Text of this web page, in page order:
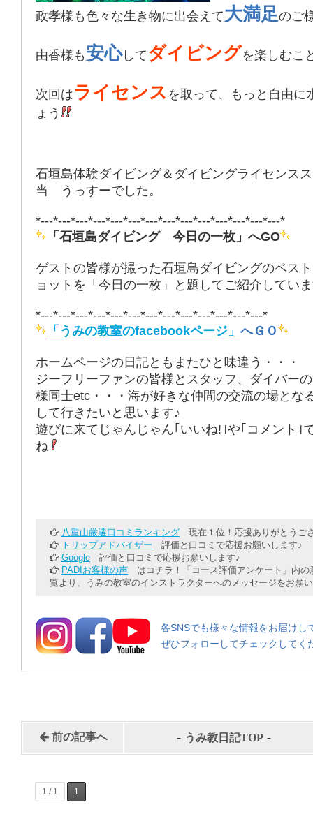
政孝様も色々な生き物に出会えて大満足のご
由香様も 安心して ダイビングを楽しむこ
次回はライセンス を取って、もっと自由に
ょう
石垣島体験ダイビング＆ダイビングライセンス
当 うっすーでした。
*---*---*---*---*---*---*---*---*---*---*---*---*---*---*
「石垣島ダイビング 今日の一枚」へGO
ゲストの皆様が撮った石垣島ダイビングのベス
ョットを「今日の一枚」と題してご紹介してい
*---*---*---*---*---*---*---*---*---*---*---*---*---*
「うみの教室のfacebookページ」 へＧＯ
ホームページの日記ともまたひと味違う・・・
ジーフリーファンの皆様とスタッフ、ダイバー
様同士etc・・・海が好きな仲間の交流の場とな
して行きたいと思います♪
遊びに来てじゃんじゃん｢いいね!｣や｢コメント｣
ね
八重山厳選口コミランキング 現在１位！応援ありがとうご
トリップアドバイザー 評価と口コミで応援お願いします♪
Google 評価と口コミで応援お願いします♪
PADIお客様の声 はコチラ！「コース評価アンケート」内の
覧より、うみの教室のインストラクターへのメッセージをお願
各SNSでも様々な情報をお届けし
ぜひフォローしてチェックしてく
前の記事へ - うみ教日記TOP -
1 / 1 1